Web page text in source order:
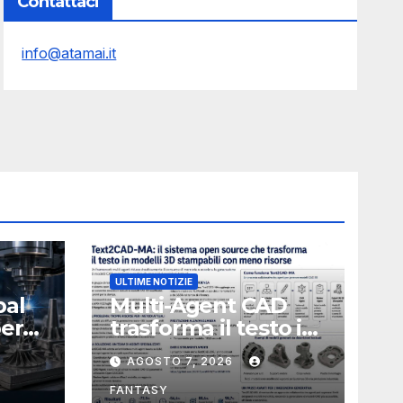
info@atamai.it
ULTIME NOTIZIE
Multi-Agent CAD
trasforma il testo in
CAD usando 116
volte meno token
AGOSTO 7, 2026
FANTASY